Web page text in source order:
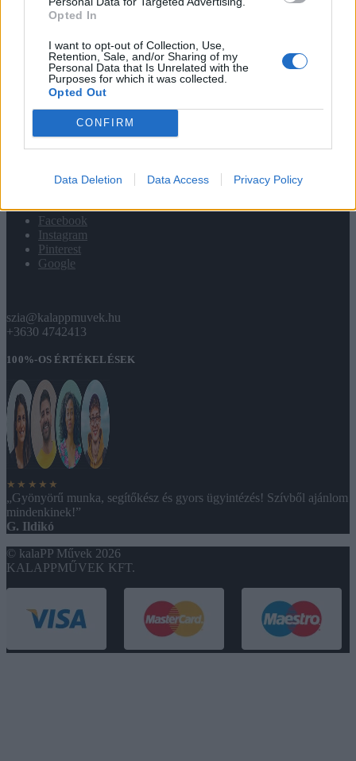
Opted In
I want to opt-out of Collection, Use,
Retention, Sale, and/or Sharing of my
Personal Data that Is Unrelated with the
Purposes for which it was collected.
Opted Out
CONFIRM
Data Deletion Data Access Privacy Policy
Fiókom
Infomációk
Garancia
Kapcsolat
Sütik
ÁSZF
Facebook
Instagram
Pinterest
Google
szia@kalappmuvek.hu
+3630 4742413
100%-OS ÉRTÉKELÉSEK
★★★★★
„Gyönyörű munka, segítőkész és gyors ügyintézés! Szívből ajánlom
mindenkinek!”
G. Ildikó
© kalaPP Művek 2026
KALAPPMŰVEK KFT.